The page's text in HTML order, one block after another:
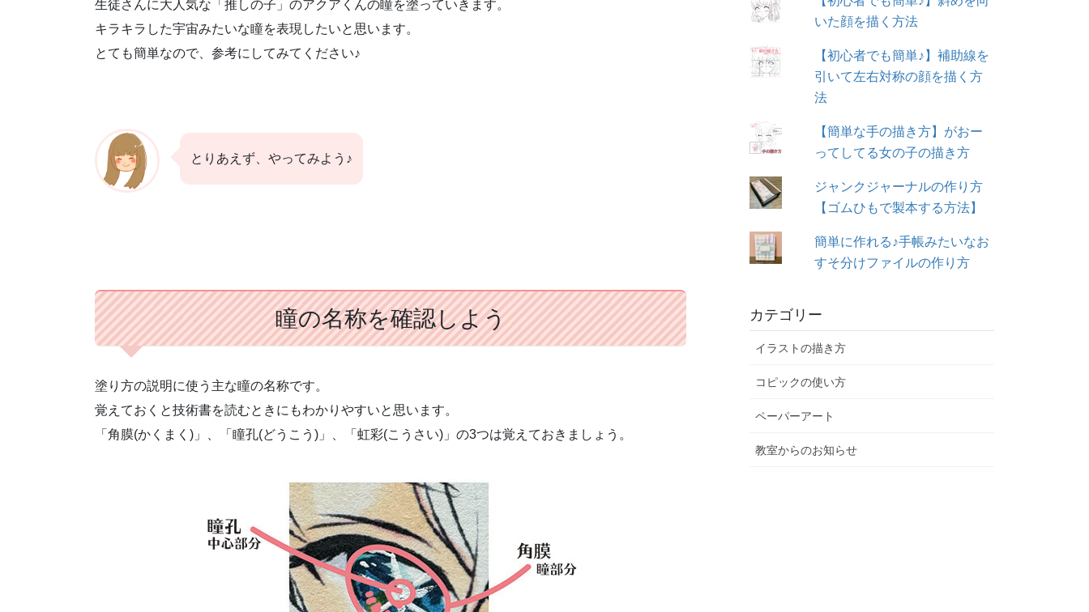
生徒さんに大人気な「推しの子」のアクアくんの瞳を塗っていきます。
キラキラした宇宙みたいな瞳を表現したいと思います。
とても簡単なので、参考にしてみてください♪
とりあえず、やってみよう♪
瞳の名称を確認しよう
塗り方の説明に使う主な瞳の名称です。
覚えておくと技術書を読むときにもわかりやすいと思います。
「角膜(かくまく)」、「瞳孔(どうこう)」、「虹彩(こうさい)」の3つは覚えておきましょう。
いた顔を描く方法
【初心者でも簡単♪】補助線を
引いて左右対称の顔を描く方
法
【簡単な手の描き方】がおー
ってしてる女の子の描き方
ジャンクジャーナルの作り方
【ゴムひもで製本する方法】
簡単に作れる♪手帳みたいなお
すそ分けファイルの作り方
カテゴリー
イラストの描き方
コピックの使い方
ペーパーアート
教室からのお知らせ